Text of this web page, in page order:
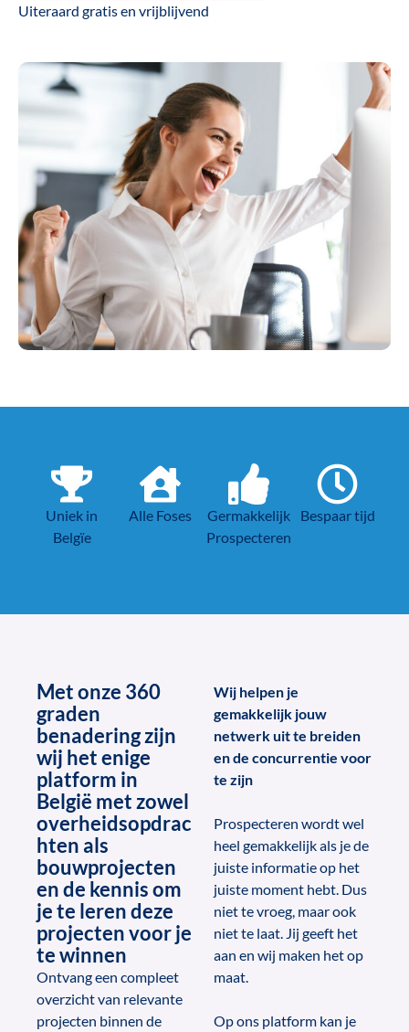
Uiteraard gratis en vrijblijvend
Uniek in
Belgïe
Alle Foses
Germakkelijk
Prospecteren
Bespaar tijd
Met onze 360
graden
benadering zijn
wij het enige
platform in
België met zowel
overheidsopdrac
hten als
bouwprojecten
en de kennis om
je te leren deze
projecten voor je
te winnen
Ontvang een compleet
overzicht van relevante
projecten binnen de
Wij helpen je
gemakkelijk jouw
netwerk uit te breiden
en de concurrentie voor
te zijn
Prospecteren wordt wel
heel gemakkelijk als je de
juiste informatie op het
juiste moment hebt. Dus
niet te vroeg, maar ook
niet te laat. Jij geeft het
aan en wij maken het op
maat.
Op ons platform kan je